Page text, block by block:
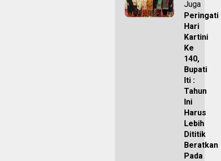
Juga
Peringati
Hari
Kartini
Ke
140,
Bupati
Iti :
Tahun
Ini
Harus
Lebih
Dititik
Beratkan
Pada